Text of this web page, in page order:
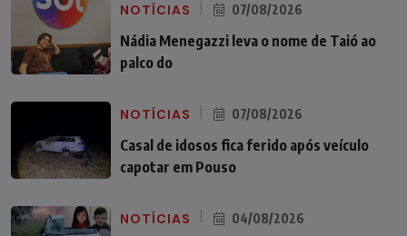
NOTÍCIAS 07/08/2026
Nádia Menegazzi leva o nome de Taió ao
palco do
NOTÍCIAS 07/08/2026
Casal de idosos fica ferido após veículo
capotar em Pouso
NOTÍCIAS 04/08/2026